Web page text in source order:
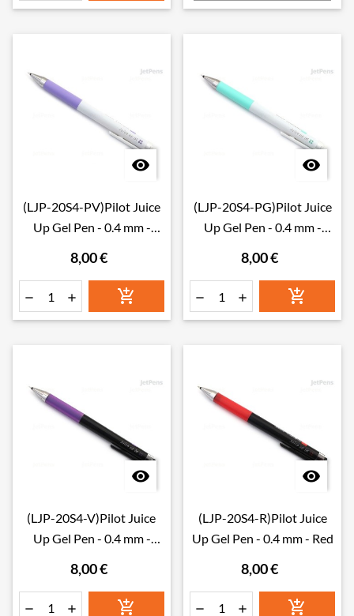

(LJP-20S4-PV)Pilot Juice
Up Gel Pen - 0.4 mm -
8,00 €
  

(LJP-20S4-PG)Pilot Juice
Up Gel Pen - 0.4 mm -
8,00 €
  

(LJP-20S4-V)Pilot Juice
Up Gel Pen - 0.4 mm -
8,00 €
  

(LJP-20S4-R)Pilot Juice
Up Gel Pen - 0.4 mm - Red
8,00 €
  